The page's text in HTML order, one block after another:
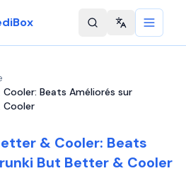
Change
Beats Améliorés sur
Cooler
& Cooler: Beats
But Better & Cooler